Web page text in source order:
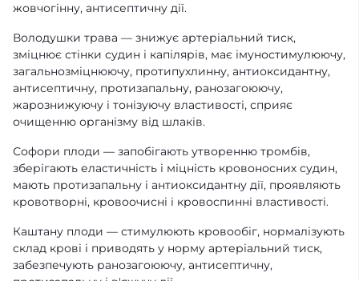
жовчогінну, антисептичну дії.
Володушки трава — знижує артеріальний тиск,
зміцнює стінки судин і капілярів, має імуностимулюючу,
загальнозміцнюючу, протипухлинну, антиоксидантну,
антисептичну, протизапальну, ранозагоюючу,
жарознижуючу і тонізуючу властивості, сприяє
очищенню організму від шлаків.
Софори плоди — запобігають утворенню тромбів,
зберігають еластичність і міцність кровоносних судин,
мають протизапальну і антиоксидантну дії, проявляють
кровотворні, кровоочисні і кровоспинні властивості.
Каштану плоди — стимулюють кровообіг, нормалізують
склад крові і приводять у норму артеріальний тиск,
забезпечують ранозагоюючу, антисептичну,